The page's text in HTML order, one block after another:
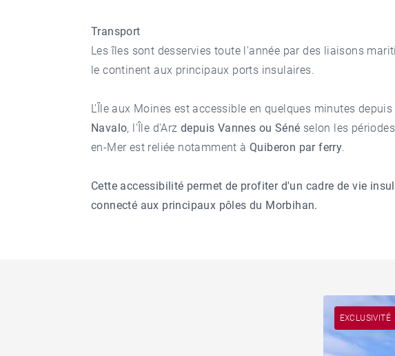
Transport
Les îles sont desservies toute l'année par des liaisons
le continent aux principaux ports insulaires.
L'Île aux Moines est accessible en quelques minutes depuis
Navalo, l'Île d'Arzdepuis Vannes ou Séné selon les
en-Mer est reliée notamment à Quiberon par ferry.
Cette accessibilité permet de profiter d'un cadre de vie
connecté aux principaux pôles du Morbihan.
EXCLUSIVITÉ